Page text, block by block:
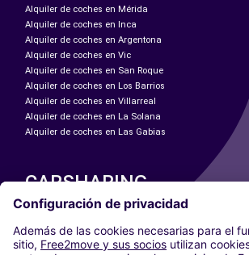
Alquiler de coches en Mérida
Alquiler de coches en Inca
Alquiler de coches en Argentona
Alquiler de coches en Vic
Alquiler de coches en San Roque
Alquiler de coches en Los Barrios
Alquiler de coches en Villarreal
Alquiler de coches en La Solana
Alquiler de coches en Las Gabias
CARSHARING
NUESTRAS CIUDADES
Paris
Madrid